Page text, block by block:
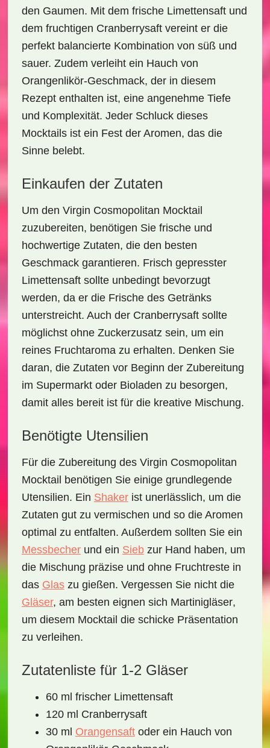
den Gaumen. Mit dem frische Limettensaftund
dem fruchtigen Cranberrysaftvereint er die
perfekt balancierte Kombination von süß und
sauer. Zudem verleiht ein Hauch von
Orangenlikör-Geschmack, der in diesem
Rezept enthalten ist, eine angenehme Tiefe
und Komplexität. Jeder Schluck dieses
Mocktails ist ein Fest der Aromen, das die
Sinne belebt.
Einkaufen der Zutaten
Um den Virgin Cosmopolitan Mocktail
zuzubereiten, benötigen Sie frische und
hochwertige Zutaten, die den besten
Geschmack garantieren. Frisch gepresster
Limettensaftsollte unbedingt bevorzugt
werden, da er die Frische des Getränks
unterstreicht. Auch der Cranberrysaftsollte
möglichst ohne Zuckerzusatz sein, um ein
reines Fruchtaroma zu erhalten. Denken Sie
daran, die Zutaten vor Beginn der Zubereitung
im Supermarkt oder Bioladen zu besorgen,
damit alles bereit ist für die kreative Mischung.
Benötigte Utensilien
Für die Zubereitung des Virgin Cosmopolitan
Mocktail benötigen Sie einige grundlegende
Utensilien. Ein Shakerist unerlässlich, um die
Zutaten gut zu vermischen und so die Aromen
optimal zu entfalten. Außerdem sollten Sie ein
Messbecherund ein Siebzur Hand haben, um
die Mischung präzise und ohne Fruchtreste in
das Glaszu gießen. Vergessen Sie nicht die
Gläser, am besten eignen sich Martinigläser,
um diesem Mocktail die schicke Präsentation
zu verleihen.
Zutatenliste für 1-2 Gläser
60 ml frischer Limettensaft
120 ml Cranberrysaft
30 ml Orangensaftoder ein Hauch von